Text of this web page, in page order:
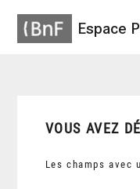
Espace
VOUS AVEZ
Les champs